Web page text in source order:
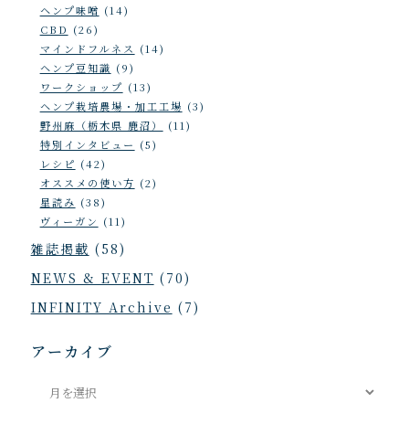
ヘンプ味噌 (14)
CBD (26)
マインドフルネス (14)
ヘンプ豆知識 (9)
ワークショップ (13)
ヘンプ栽培農場・加工工場 (3)
野州麻（栃木県 鹿沼）
(11)
特別インタビュー (5)
レシピ (42)
オススメの使い方 (2)
星読み (38)
ヴィーガン (11)
雑誌掲載 (58)
NEWS & EVENT (70)
INFINITY Archive (7)
アーカイブ